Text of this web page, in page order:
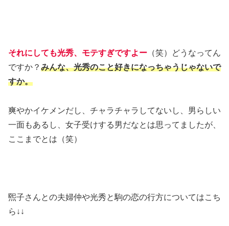
それにしても光秀、モテすぎですよー （笑）どうなってん
ですか？ みんな、光秀のこと好きになっちゃうじゃないで
すか。
爽やかイケメンだし、チャラチャラしてないし、男らしい
一面もあるし、女子受けする男だなとは思ってましたが、
ここまでとは（笑）
煕子さんとの夫婦仲や光秀と駒の恋の行方についてはこち
ら↓↓